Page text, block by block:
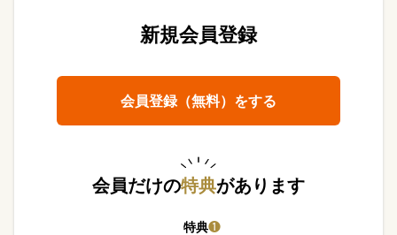
新規会員登録
会員登録（無料）をする
会員だけの特典があります
特典❶